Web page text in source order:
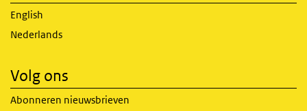
English
Nederlands
Volg ons
Abonneren nieuwsbrieven